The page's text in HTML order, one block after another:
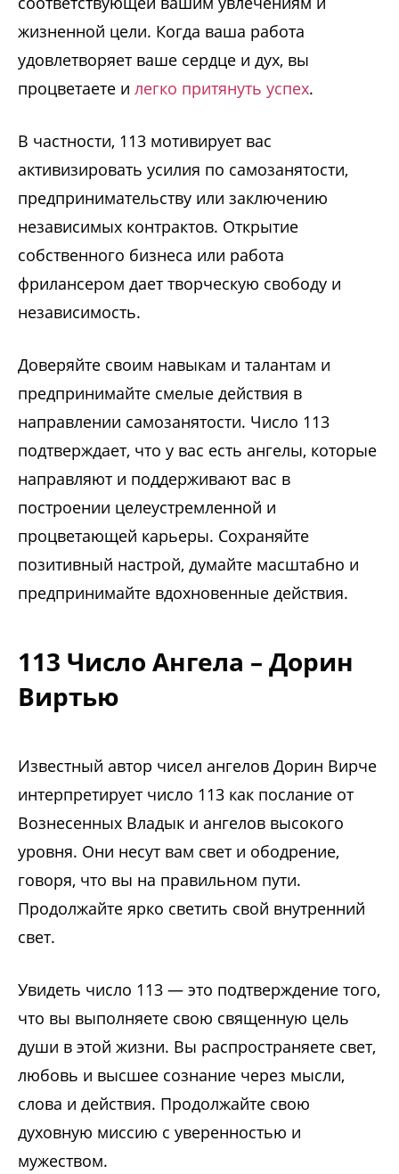
жизненной цели. Когда ваша работа
удовлетворяет ваше сердце и дух, вы
процветаете и легко притянуть успех.
В частности, 113 мотивирует вас
активизировать усилия по самозанятости,
предпринимательству или заключению
независимых контрактов. Открытие
собственного бизнеса или работа
фрилансером дает творческую свободу и
независимость.
Доверяйте своим навыкам и талантам и
предпринимайте смелые действия в
направлении самозанятости. Число 113
подтверждает, что у вас есть ангелы, которые
направляют и поддерживают вас в
построении целеустремленной и
процветающей карьеры. Сохраняйте
позитивный настрой, думайте масштабно и
предпринимайте вдохновенные действия.
113 Число Ангела – Дорин
Виртью
Известный автор чисел ангелов Дорин Вирче
интерпретирует число 113 как послание от
Вознесенных Владык и ангелов высокого
уровня. Они несут вам свет и ободрение,
говоря, что вы на правильном пути.
Продолжайте ярко светить свой внутренний
свет.
Увидеть число 113 — это подтверждение того,
что вы выполняете свою священную цель
души в этой жизни. Вы распространяете свет,
любовь и высшее сознание через мысли,
слова и действия. Продолжайте свою
духовную миссию с уверенностью и
мужеством.